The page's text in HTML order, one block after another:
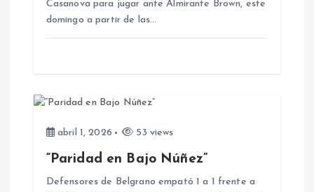
e
Casanova para jugar ante Almirante Brown, este
domingo a partir de las…
abril 1, 2026 53 views
“Paridad en Bajo Núñez”
Defensores de Belgrano empató 1 a 1 frente a